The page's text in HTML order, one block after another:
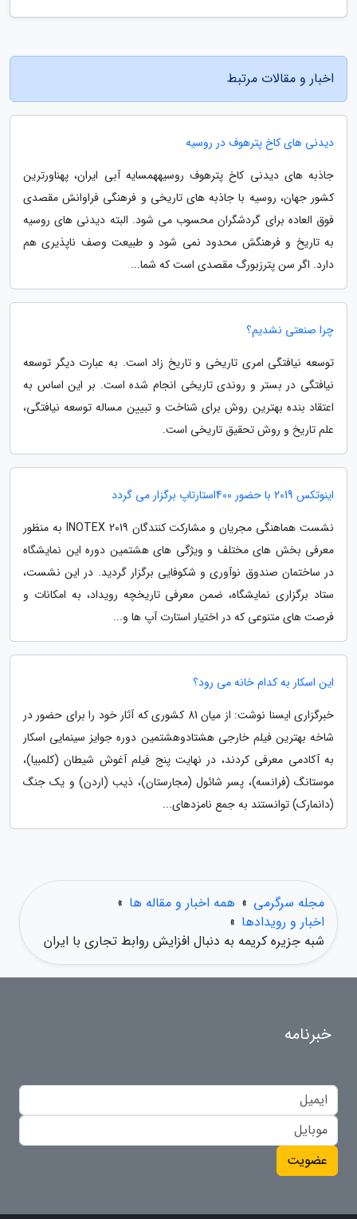
اخبار و مقالات مرتبط
دیدنی های کاخ پترهوف در روسیه
جاذبه های دیدنی کاخ پترهوف روسیههمسایه آبی ایران، پهناورترین
کشور جهان، روسیه با جاذبه های تاریخی و فرهنگی فراوانش مقصدی
فوق العاده برای گردشگران محسوب می شود. البته دیدنی های روسیه
به تاریخ و فرهنگش محدود نمی شود و طبیعت وصف ناپذیری هم
دارد. اگر سن پترزبورگ مقصدی است که شما...
چرا صنعتی نشدیم؟
توسعه نیافتگی امری تاریخی و تاریخ زاد است. به عبارت دیگر توسعه
نیافتگی در بستر و روندی تاریخی انجام شده است. بر این اساس به
اعتقاد بنده بهترین روش برای شناخت و تبیین مساله توسعه نیافتگی،
علم تاریخ و روش تحقیق تاریخی است.
اینوتکس 2019 با حضور 400استارتاپ برگزار می گردد
نشست هماهنگی مجریان و مشارکت کنندگان INOTEX 2019 به منظور
معرفی بخش های مختلف و ویژگی های هشتمین دوره این نمایشگاه
در ساختمان صندوق نوآوری و شکوفایی برگزار گردید. در این نشست،
ستاد برگزاری نمایشگاه، ضمن معرفی تاریخچه رویداد، به امکانات و
فرصت های متنوعی که در اختیار استارت آپ ها و...
این اسکار به کدام خانه می رود؟
خبرگزاری ایسنا نوشت: از میان 81 کشوری که آثار خود را برای حضور در
شاخه بهترین فیلم خارجی هشتادوهشتمین دوره جوایز سینمایی اسکار
به آکادمی معرفی کردند، در نهایت پنج فیلم آغوش شیطان (کلمبیا)،
موستانگ (فرانسه)، پسر شائول (مجارستان)، ذیب (اردن) و یک جنگ
(دانمارک) توانستند به جمع نامزدهای...
مجله سرگرمی » همه اخبار و مقاله ها »
اخبار و رویدادها »
شبه جزیره کریمه به دنبال افزایش روابط تجاری با ایران
خبرنامه
عضویت